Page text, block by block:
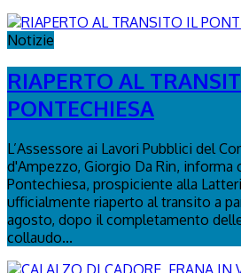
Notizie
RIAPERTO AL
PONTECHIESA
L’Assessore ai Lavori Pubblici del
d'Ampezzo, Giorgio Da Rin, informa
Pontechiesa, prospiciente alla
ufficialmente riaperto al transito a
agosto, dopo il completamento
collaudo...